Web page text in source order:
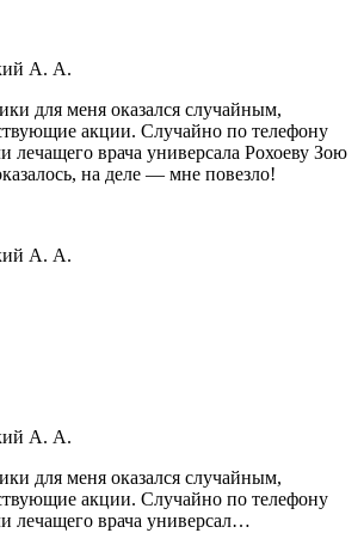
А. А.
для меня оказался случайным,
акции. Случайно по телефону
лечащего врача универсала Рохоеву Зою
на деле — мне повезло!
А. А.
А. А.
для меня оказался случайным,
акции. Случайно по телефону
лечащего врача универсал…